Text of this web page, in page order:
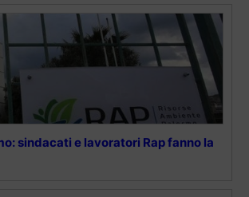
sindacati e lavoratori Rap fanno la